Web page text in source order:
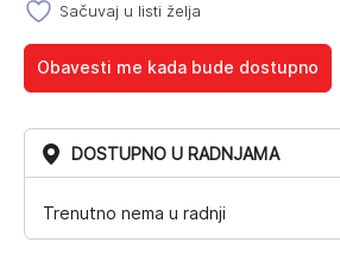
Sačuvaj u listi želja
Obavesti me kada bude dostupno
DOSTUPNO U RADNJAMA
Trenutno nema u radnji